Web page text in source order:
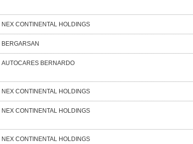
NEX CONTINENTAL HOLDINGS
BERGARSAN
AUTOCARES BERNARDO
NEX CONTINENTAL HOLDINGS
NEX CONTINENTAL HOLDINGS
NEX CONTINENTAL HOLDINGS